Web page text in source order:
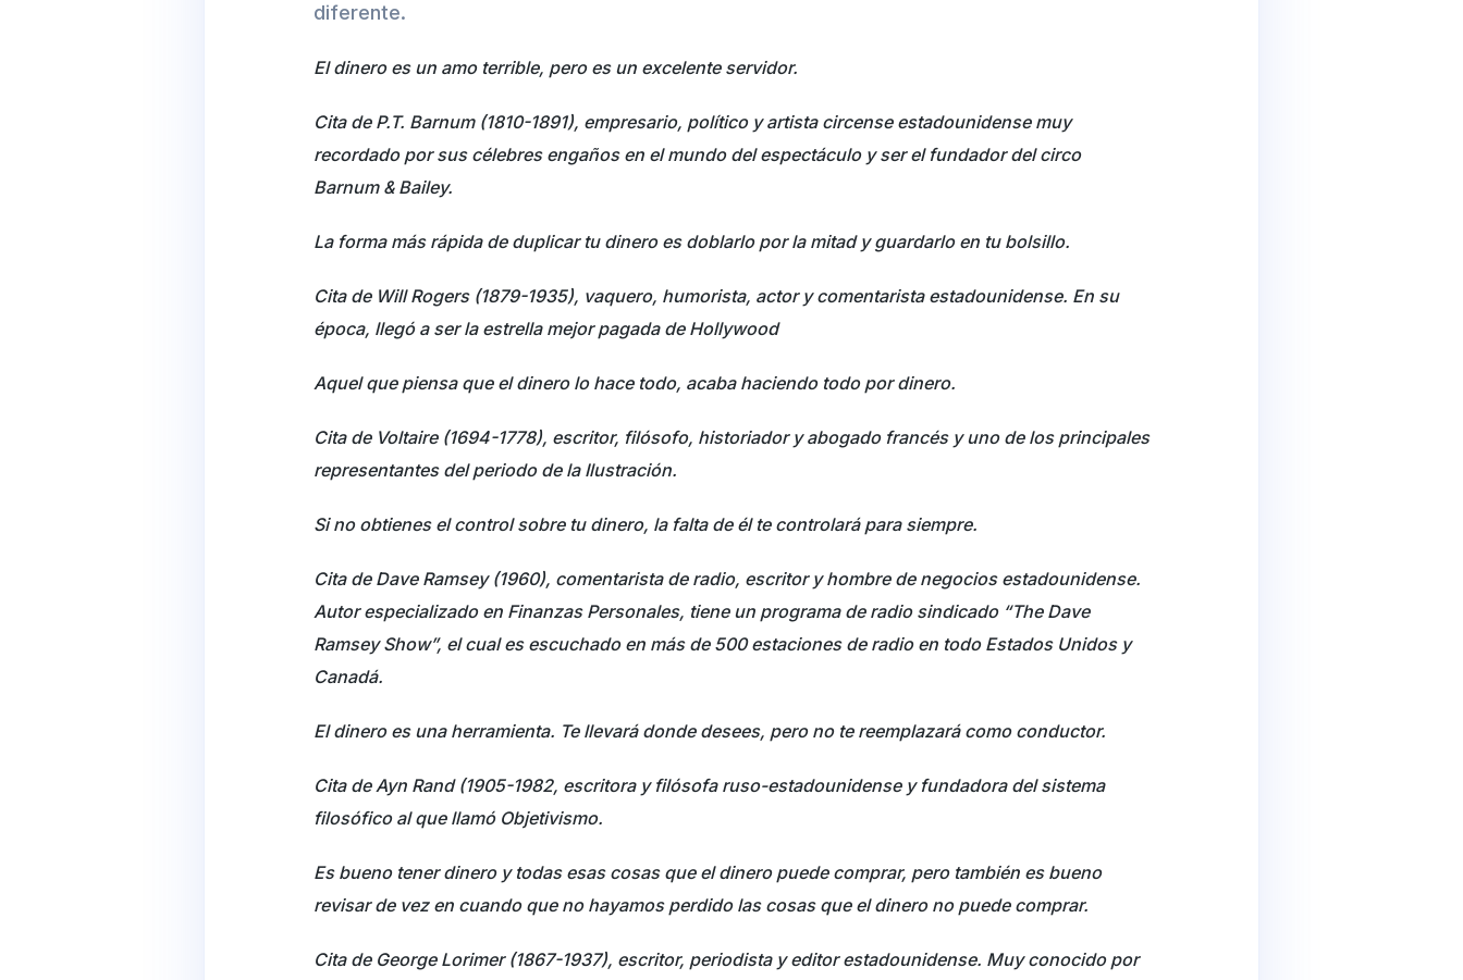
diferente.
El dinero es un amo terrible, pero es un excelente servidor.
Cita de P.T. Barnum (1810-1891), empresario, político y artista circense estadounidense muy
recordado por sus célebres engaños en el mundo del espectáculo y ser el fundador del circo
Barnum & Bailey.
La forma más rápida de duplicar tu dinero es doblarlo por la mitad y guardarlo en tu bolsillo.
Cita de Will Rogers (1879-1935), vaquero, humorista, actor y comentarista estadounidense. En su
época, llegó a ser la estrella mejor pagada de Hollywood
Aquel que piensa que el dinero lo hace todo, acaba haciendo todo por dinero.
Cita de Voltaire (1694-1778), escritor, filósofo, historiador y abogado francés y uno de los principales
representantes del periodo de la Ilustración.
Si no obtienes el control sobre tu dinero, la falta de él te controlará para siempre.
Cita de Dave Ramsey (1960), comentarista de radio, escritor y hombre de negocios estadounidense.
Autor especializado en Finanzas Personales, tiene un programa de radio sindicado “The Dave
Ramsey Show”, el cual es escuchado en más de 500 estaciones de radio en todo Estados Unidos y
Canadá.
El dinero es una herramienta. Te llevará donde desees, pero no te reemplazará como conductor.
Cita de Ayn Rand (1905-1982, escritora y filósofa ruso-estadounidense y fundadora del sistema
filosófico al que llamó Objetivismo.
Es bueno tener dinero y todas esas cosas que el dinero puede comprar, pero también es bueno
revisar de vez en cuando que no hayamos perdido las cosas que el dinero no puede comprar.
Cita de George Lorimer (1867-1937), escritor, periodista y editor estadounidense. Muy conocido por